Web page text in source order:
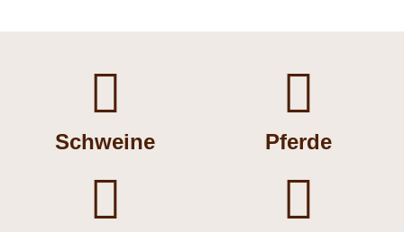

Schweine

Pferde
 